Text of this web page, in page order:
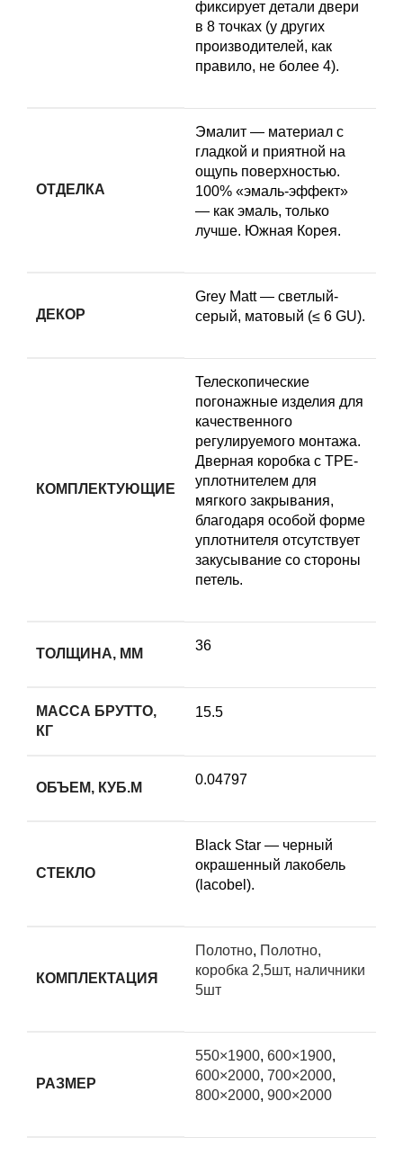
фиксирует детали двери
в 8 точках (у других
производителей, как
правило, не более 4).
ОТДЕЛКА
Эмалит — материал с
гладкой и приятной на
ощупь поверхностью.
100% «эмаль-эффект»
— как эмаль, только
лучше. Южная Корея.
ДЕКОР
Grey Matt — светлый-
серый, матовый (≤ 6 GU).
КОМПЛЕКТУЮЩИЕ
Телескопические
погонажные изделия для
качественного
регулируемого монтажа.
Дверная коробка с TPE-
уплотнителем для
мягкого закрывания,
благодаря особой форме
уплотнителя отсутствует
закусывание со стороны
петель.
ТОЛЩИНА, ММ
36
МАССА БРУТТО,
КГ
15.5
ОБЪЕМ, КУБ.М
0.04797
СТЕКЛО
Black Star — черный
окрашенный лакобель
(lacobel).
КОМПЛЕКТАЦИЯ
Полотно, Полотно,
коробка 2,5шт, наличники
5шт
РАЗМЕР
550×1900, 600×1900,
600×2000, 700×2000,
800×2000, 900×2000